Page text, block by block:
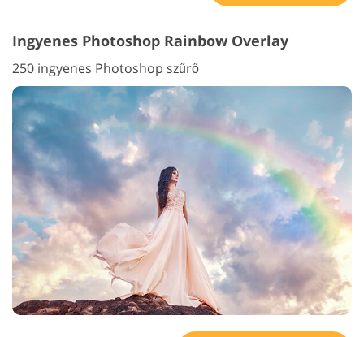
Ingyenes Photoshop Rainbow Overlay
250 ingyenes Photoshop szűrő